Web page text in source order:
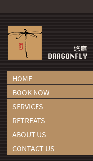
HOME
BOOK NOW
SERVICES
RETREATS
ABOUT US
CONTACT US